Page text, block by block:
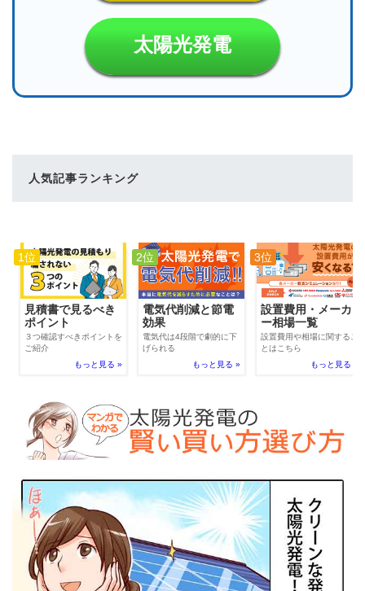
太陽光発電
人気記事ランキング
1位
見積書で見るべき
ポイント
３つ確認すべきポイントを
ご紹介
もっと見る »
2位
電気代削減と節電
効果
電気代は4段階で劇的に下
げられる
もっと見る »
3位
設置費用・メーカ
ー相場一覧
設置費用や相場に関するこ
とはこちら
もっと見る »